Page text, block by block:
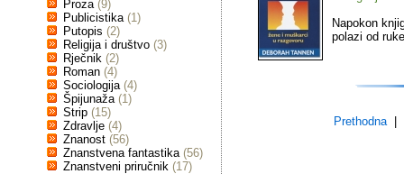
Proza (9)
Publicistika (1)
Putopis (2)
Religija i društvo (3)
Rječnik (2)
Roman (4)
Sociologija (4)
Špijunaža (1)
Strip (15)
Zdravlje (4)
Znanost (56)
Znanstvena fantastika (56)
Znanstveni priručnik (17)
Napokon
polazi od
Prethodna|